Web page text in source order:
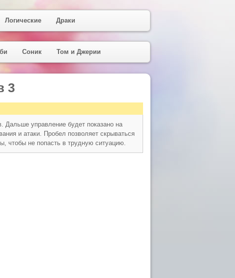
3
Дальше управление будет показано на
и атаки. Пробел позволяет скрываться
чтобы не попасть в трудную ситуацию.
Логические Драки
Соник Том и Джерии